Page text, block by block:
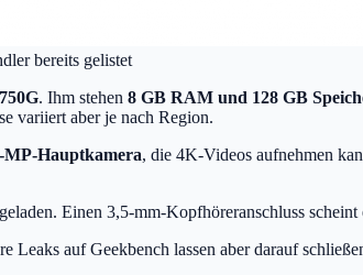
bereits gelistet
. Ihm stehen 8 GB RAM und 128 GB
variiert aber je nach Region.
MP-Hauptkamera, die 4K-Videos aufnehmen
geladen. Einen 3,5-mm-Kopfhöreranschluss
auf Geekbench lassen aber darauf